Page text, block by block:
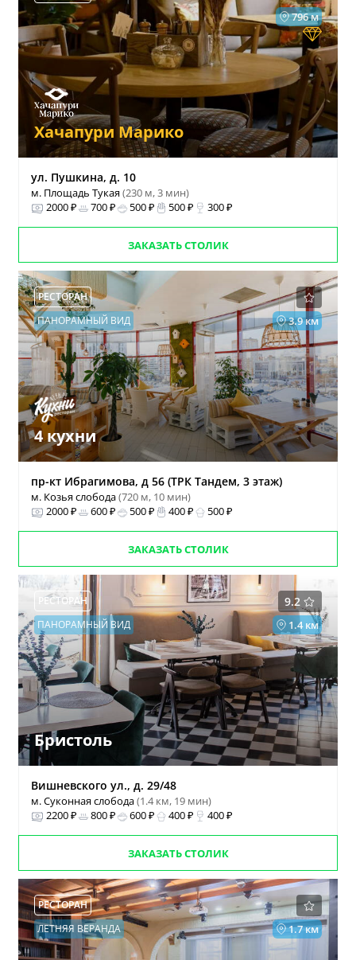
796 м
Хачапури Марико
ул. Пушкина, д. 10
м. Площадь Тукая(230 м, 3 мин)
2000 ₽
700 ₽ 500 ₽ 500 ₽ 300 ₽
ЗАКАЗАТЬ СТОЛИК
РЕСТОРАН
3.9 км
ПАНОРАМНЫЙ ВИД
4 кухни
пр-кт Ибрагимова, д 56 (ТРК Тандем, 3 этаж)
м. Козья слобода(720 м, 10 мин)
2000 ₽
600 ₽ 500 ₽ 400 ₽ 500 ₽
ЗАКАЗАТЬ СТОЛИК
9.2
РЕСТОРАН
1.4 км
ПАНОРАМНЫЙ ВИД
Бристоль
Вишневского ул., д. 29/48
м. Суконная слобода(1.4 км, 19 мин)
2200 ₽
800 ₽ 600 ₽ 400 ₽ 400 ₽
ЗАКАЗАТЬ СТОЛИК
РЕСТОРАН
1.7 км
ЛЕТНЯЯ ВЕРАНДА